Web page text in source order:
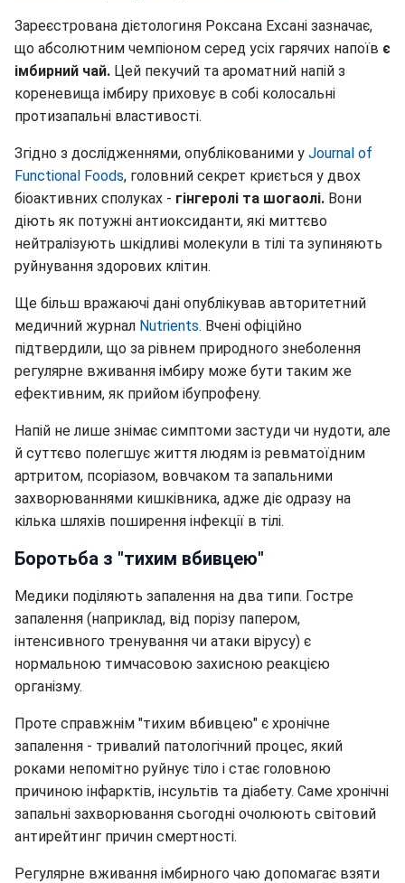
Зареєстрована дієтологиня Роксана Ехсані зазначає,
що абсолютним чемпіоном серед усіх гарячих напоїв є
імбирний чай. Цей пекучий та ароматний напій з
кореневища імбиру приховує в собі колосальні
протизапальні властивості.
Згідно з дослідженнями, опублікованими у Journal of
Functional Foods, головний секрет криється у двох
біоактивних сполуках - гінгеролі та шогаолі. Вони
діють як потужні антиоксиданти, які миттєво
нейтралізують шкідливі молекули в тілі та зупиняють
руйнування здорових клітин.
Ще більш вражаючі дані опублікував авторитетний
медичний журнал Nutrients. Вчені офіційно
підтвердили, що за рівнем природного знеболення
регулярне вживання імбиру може бути таким же
ефективним, як прийом ібупрофену.
Напій не лише знімає симптоми застуди чи нудоти, але
й суттєво полегшує життя людям із ревматоїдним
артритом, псоріазом, вовчаком та запальними
захворюваннями кишківника, адже діє одразу на
кілька шляхів поширення інфекції в тілі.
Боротьба з "тихим вбивцею"
Медики поділяють запалення на два типи. Гостре
запалення (наприклад, від порізу папером,
інтенсивного тренування чи атаки вірусу) є
нормальною тимчасовою захисною реакцією
організму.
Проте справжнім "тихим вбивцею" є хронічне
запалення - тривалий патологічний процес, який
роками непомітно руйнує тіло і стає головною
причиною інфарктів, інсультів та діабету. Саме хронічні
запальні захворювання сьогодні очолюють світовий
антирейтинг причин смертності.
Регулярне вживання імбирного чаю допомагає взяти